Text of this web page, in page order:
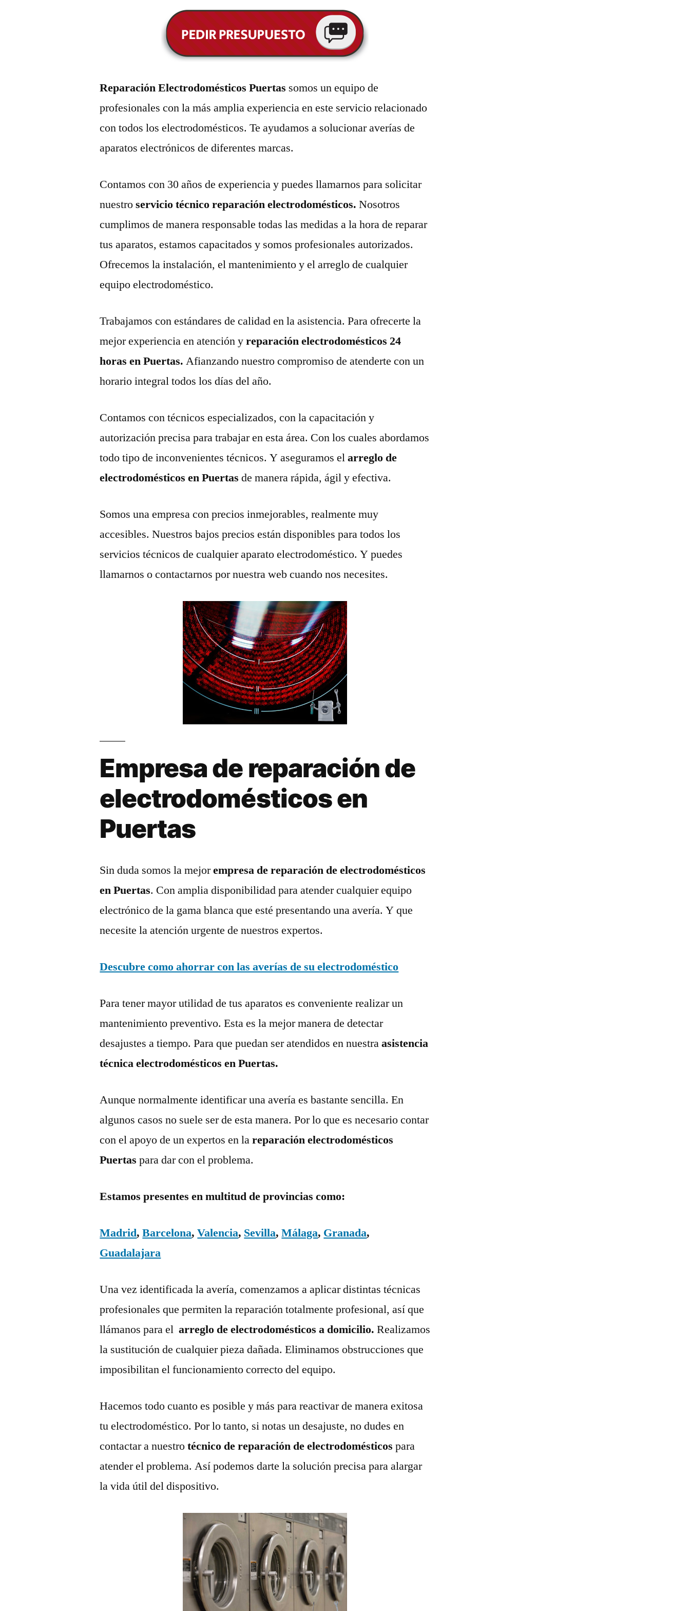
Reparación Electrodomésticos Puertas somos un equipo de
profesionales con la más amplia experiencia en este servicio relacionado
con todos los electrodomésticos. Te ayudamos a solucionar averías de
aparatos electrónicos de diferentes marcas.
Contamos con 30 años de experiencia y puedes llamarnos para solicitar
nuestroservicio técnico reparación electrodomésticos.Nosotros
cumplimos de manera responsable todas las medidas a la hora de reparar
tus aparatos, estamos capacitados y somos profesionales autorizados.
Ofrecemos la instalación, el mantenimiento y el arreglo de cualquier
equipo electrodoméstico.
Trabajamos con estándares de calidad en la asistencia. Para ofrecerte la
mejor experiencia en atención yreparación electrodomésticos 24
horas en Puertas.Afianzando nuestro compromiso de atenderte con un
horario integral todos los días del año.
Contamos con técnicos especializados, con la capacitación y
autorización precisa para trabajar en esta área. Con los cuales abordamos
todo tipo de inconvenientes técnicos. Y aseguramos elarreglo de
electrodomésticos en Puertasde manera rápida, ágil y efectiva.
Somos una empresa con precios inmejorables, realmente muy
accesibles. Nuestros bajos precios están disponibles para todos los
servicios técnicos de cualquier aparato electrodoméstico. Y puedes
llamarnos o contactarnos por nuestra web cuando nos necesites.
Empresa de reparación de
electrodomésticos en
Puertas
Sin duda somos la mejorempresa de reparación de electrodomésticos
en Puertas. Con amplia disponibilidad para atender cualquier equipo
electrónico de la gama blanca que esté presentando una avería. Y que
necesite la atención urgente de nuestros expertos.
Descubre como ahorrar con las averías de su electrodoméstico
Para tener mayor utilidad de tus aparatos es conveniente realizar un
mantenimiento preventivo. Esta es la mejor manera de detectar
desajustes a tiempo. Para que puedan ser atendidos en nuestraasistencia
técnica electrodomésticos en Puertas.
Aunque normalmente identificar una avería es bastante sencilla. En
algunos casos no suele ser de esta manera. Por lo que es necesario contar
con el apoyo de un expertos en lareparación electrodomésticos
Puertaspara dar con el problema.
Estamos presentes en multitud de provincias como:
Madrid,Barcelona,Valencia, Sevilla,Málaga, Granada,
Guadalajara
Una vez identificada la avería, comenzamos a aplicar distintas técnicas
profesionales que permiten la reparación totalmente profesional, así que
llámanos para el arreglo de electrodomésticos a domicilio.Realizamos
la sustitución de cualquier pieza dañada. Eliminamos obstrucciones que
imposibilitan el funcionamiento correcto del equipo.
Hacemos todo cuanto es posible y más para reactivar de manera exitosa
tu electrodoméstico. Por lo tanto, si notas un desajuste, no dudes en
contactar a nuestrotécnico de reparación de electrodomésticospara
atender el problema. Así podemos darte la solución precisa para alargar
la vida útil del dispositivo.